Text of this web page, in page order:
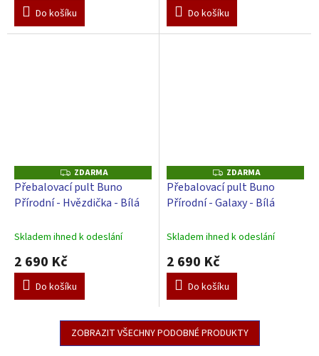
Do košíku Do košíku
Z
D
A
R
ZDARMA
Přebalovací pult Buno
Přírodní - Hvězdička - Bílá
Skladem ihned k odeslání
2 690 Kč
Do košíku
Z
D
A
R
ZDARMA
Přebalovací pult Buno
Přírodní - Galaxy - Bílá
Skladem ihned k odeslání
2 690 Kč
Do košíku
ZOBRAZIT VŠECHNY PODOBNÉ PRODUKTY